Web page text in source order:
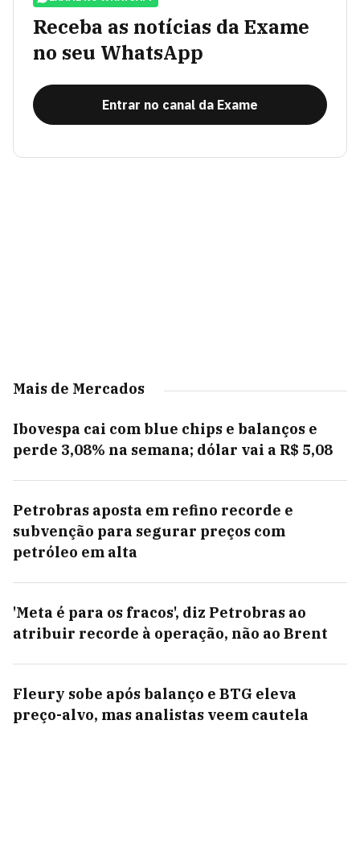
Receba as notícias da Exame
no seu WhatsApp
Entrar no canal da Exame
Mais de Mercados
Ibovespa cai com blue chips e balanços e
perde 3,08% na semana; dólar vai a R$ 5,08
Petrobras aposta em refino recorde e
subvenção para segurar preços com
petróleo em alta
'Meta é para os fracos', diz Petrobras ao
atribuir recorde à operação, não ao Brent
Fleury sobe após balanço e BTG eleva
preço-alvo, mas analistas veem cautela